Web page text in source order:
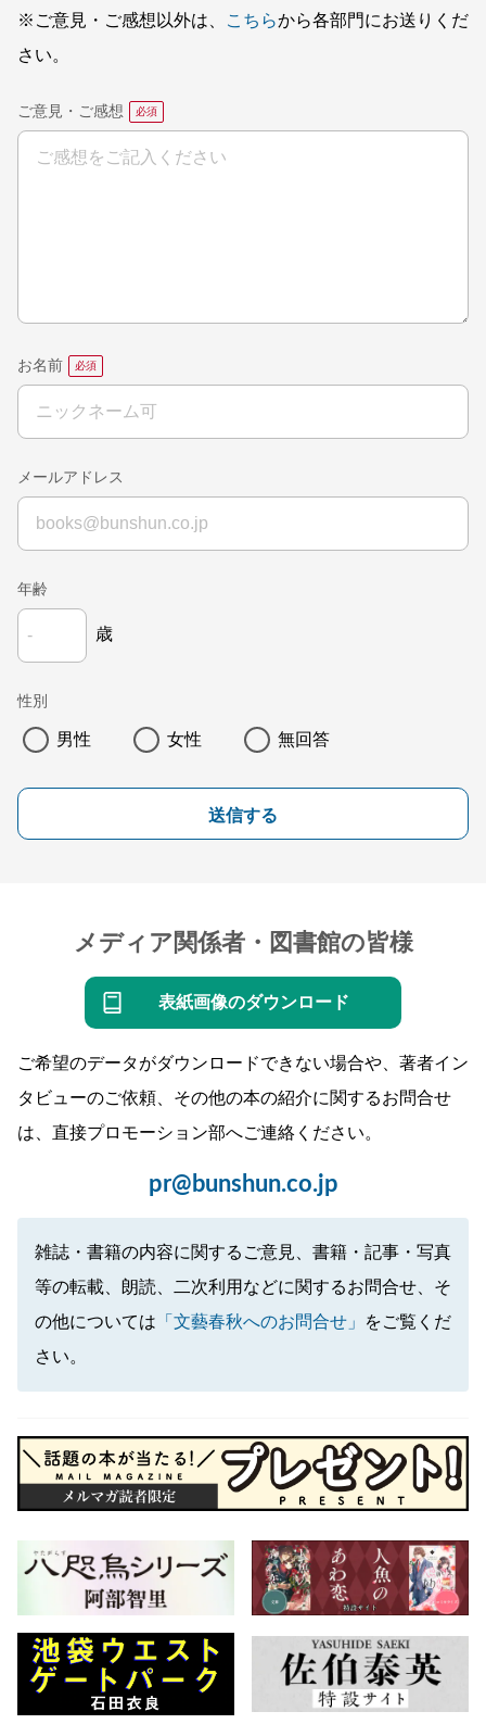
※ご意見・ご感想以外は、
こちらから各部門にお送りくだ
さい。
ご意見・ご感想
お名前
メールアドレス
年齢
歳
性別
男性 女性 無回答
送信する
メディア関係者・図書館の皆様
表紙画像のダウンロード
ご希望のデータがダウンロードできない場合や、著者イン
タビューのご依頼、その他の本の紹介に関するお問合せ
は、直接プロモーション部へご連絡ください。
pr@bunshun.co.jp
雑誌・書籍の内容に関するご意見、書籍・記事・写真
等の転載、朗読、二次利用などに関するお問合せ、そ
の他については 「文藝春秋へのお問合せ」
をご覧くだ
さい。